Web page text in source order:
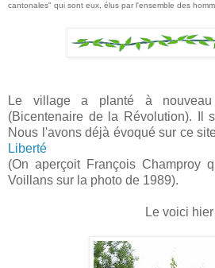
cantonales" qui sont eux, élus par l'ensemble des
Le village a planté à
(Bicentenaire de la Révolution).
Il
Nous l'avons déjà évoqué sur ce
Liberté
(On aperçoit François Champroy
Voillans sur la photo de 1989).
Le voici hier